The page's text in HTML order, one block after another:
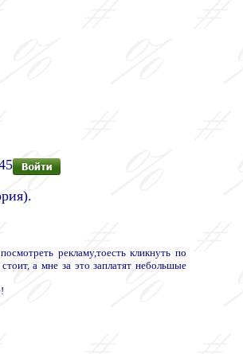
рекламу,тоесть кликнуть по
а мне за это заплатят небольшые